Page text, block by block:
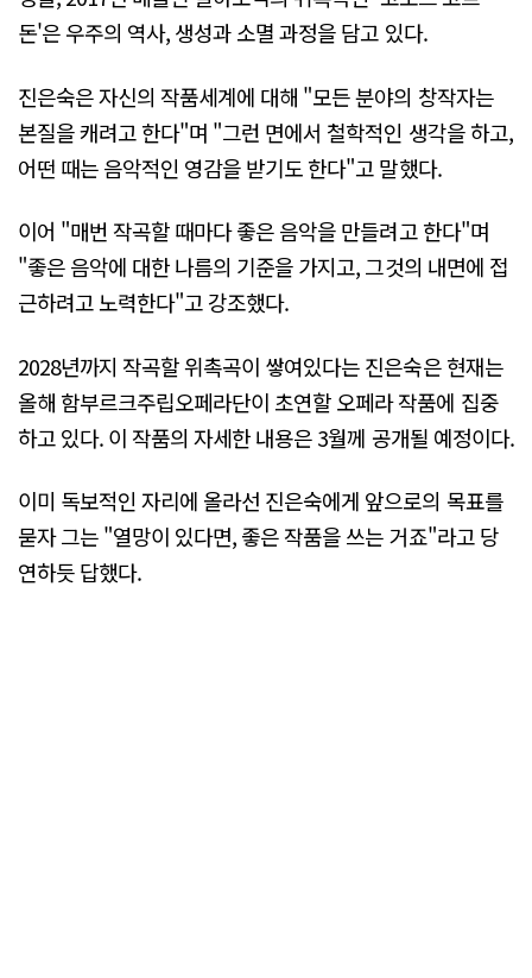
돈'은 우주의 역사, 생성과 소멸 과정을 담고 있다.
진은숙은 자신의 작품세계에 대해 "모든 분야의 창작자는
본질을 캐려고 한다"며 "그런 면에서 철학적인 생각을 하고,
어떤 때는 음악적인 영감을 받기도 한다"고 말했다.
이어 "매번 작곡할 때마다 좋은 음악을 만들려고 한다"며
"좋은 음악에 대한 나름의 기준을 가지고, 그것의 내면에 접
근하려고 노력한다"고 강조했다.
2028년까지 작곡할 위촉곡이 쌓여있다는 진은숙은 현재는
올해 함부르크주립오페라단이 초연할 오페라 작품에 집중
하고 있다. 이 작품의 자세한 내용은 3월께 공개될 예정이다.
이미 독보적인 자리에 올라선 진은숙에게 앞으로의 목표를
묻자 그는 "열망이 있다면, 좋은 작품을 쓰는 거죠"라고 당
연하듯 답했다.